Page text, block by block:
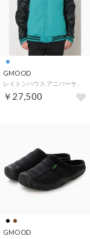
GMOOD
￥27,500
GMOOD